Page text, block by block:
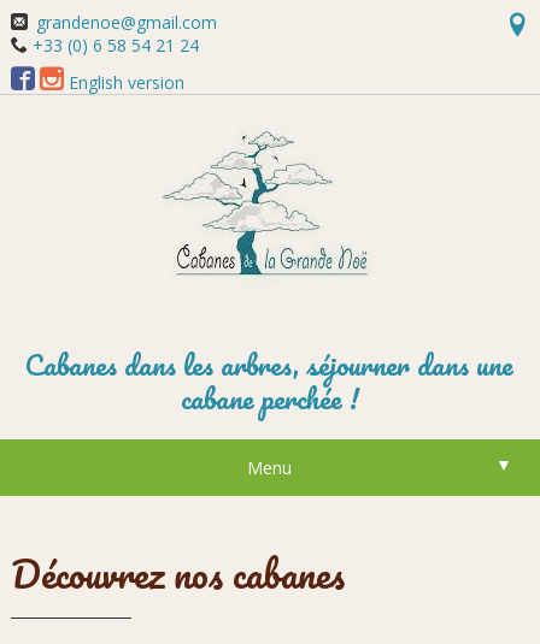
grandenoe@gmail.com
+33 (0) 6 58 54 21 24
English version
Cabanes dans les arbres, séjourner dans une
cabane perchée !
Menu ▼
Découvrez nos cabanes